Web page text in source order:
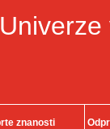
znanosti